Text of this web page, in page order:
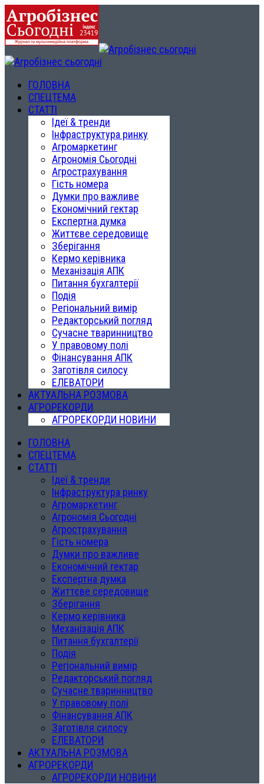
ГОЛОВНА
СПЕЦТЕМА
СТАТТІ
Ідеї & тренди
Інфраструктура ринку
Агромаркетинг
Агрономія Сьогодні
Агрострахування
Гість номера
Думки про важливе
Економічний гектар
Експертна думка
Життєве середовище
Зберігання
Кермо керівника
Механізація АПК
Питання бухгалтерії
Подія
Регіональний вимір
Редакторський погляд
Сучасне тваринництво
У правовому полі
Фінансування АПК
Заготівля силосу
ЕЛЕВАТОРИ
АКТУАЛЬНА РОЗМОВА
АГРОРЕКОРДИ
АГРОРЕКОРДИ НОВИНИ
ГОЛОВНА
СПЕЦТЕМА
СТАТТІ
Ідеї & тренди
Інфраструктура ринку
Агромаркетинг
Агрономія Сьогодні
Агрострахування
Гість номера
Думки про важливе
Економічний гектар
Експертна думка
Життєве середовище
Зберігання
Кермо керівника
Механізація АПК
Питання бухгалтерії
Подія
Регіональний вимір
Редакторський погляд
Сучасне тваринництво
У правовому полі
Фінансування АПК
Заготівля силосу
ЕЛЕВАТОРИ
АКТУАЛЬНА РОЗМОВА
АГРОРЕКОРДИ
АГРОРЕКОРДИ НОВИНИ